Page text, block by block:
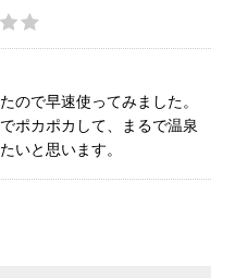
ので早速使ってみました。
ポカポカして、まるで温泉
いと思います。